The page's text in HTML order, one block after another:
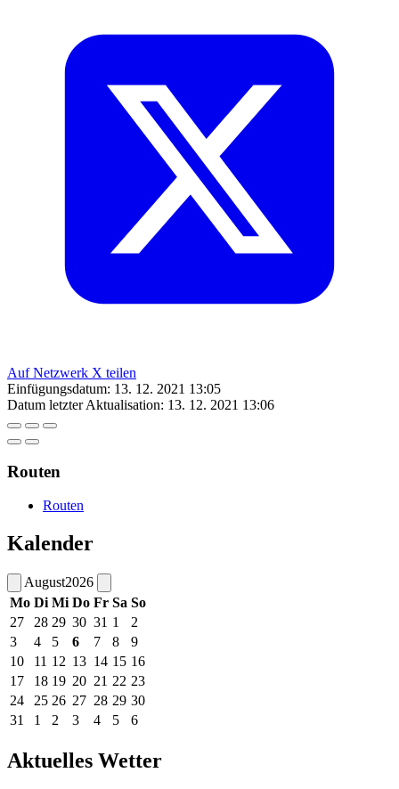
Auf Netzwerk X teilen
Einfügungsdatum: 13. 12. 2021 13:05
Datum letzter Aktualisation: 13. 12. 2021 13:06
Routen
Routen
Kalender
August2026
Mo Di Mi Do Fr Sa So
27
28 29 30 31 1
2
3
4 5 6 7 8
9
10
11 12 13 14 15 16
17
18 19 20 21 22 23
24
25 26 27 28 29 30
31
1 2 3 4 5 6
Aktuelles Wetter